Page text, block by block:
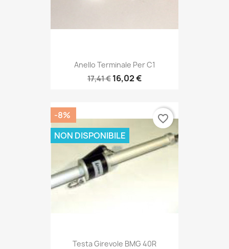
Anello Terminale Per C1
17,41 € 16,02 €
Testa Girevole BMG 40R
-8%
NON DISPONIBILE
favorite_border